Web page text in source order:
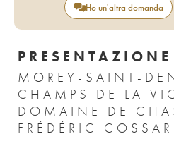
Ho un'altra domanda
PRESENTAZIONE
MOREY-SAINT-
CHAMPS DE LA
DOMAINE DE
FRÉDÉRIC